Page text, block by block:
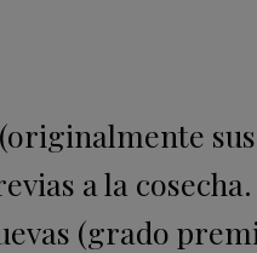
a la
(grado